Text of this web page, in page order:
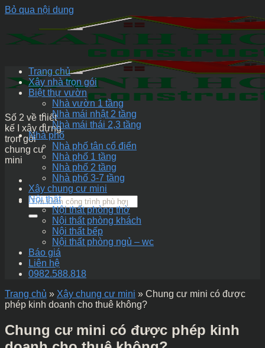
Bỏ qua nội dung
Số 2 về thiết
kế I xây dựng
trọn gói
chung cư
mini
Trang chủ
Xây nhà trọn gói
Biệt thự vườn
Nhà vườn 1 tầng
Nhà mái nhật 2 tầng
Nhà mái thái 2,3 tầng
Nhà phố
Nhà phố tân cổ điển
Nhà phố 1 tầng
Nhà phố 2 tầng
Nhà phố 3-7 tầng
Xây chung cư mini
Nội thất
Nội thất phòng thờ
Nội thất phòng khách
Nội thất bếp
Nội thất phòng ngủ – wc
Báo giá
Liên hệ
0982.588.818
Trang chủ » Xây chung cư mini » Chung cư mini có được
phép kinh doanh cho thuê không?
Chung cư mini có được phép kinh